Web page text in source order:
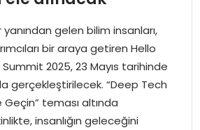
gelen bilim insanları,
bir araya getiren Hello
2025, 23 Mayıs tarihinde
gerçekleştirilecek. “Deep Tech
Geçin” teması altında
insanlığın geleceğini